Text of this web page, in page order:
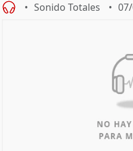
Sonido Totales